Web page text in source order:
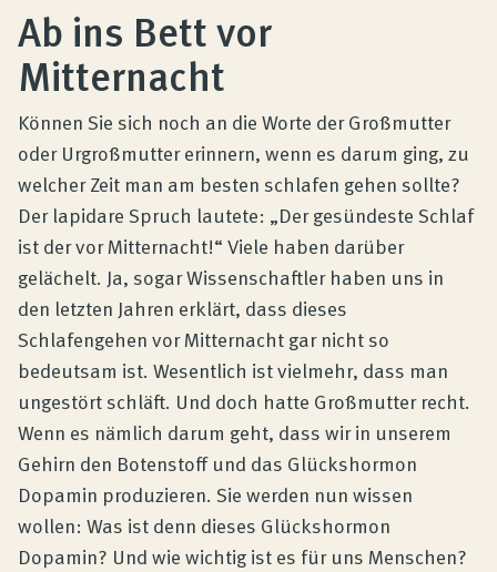
Kundenbewertungen
Produktberatung
Unternehmen
Kontakt
Magazin
Ab ins Bett vor
Mitternacht
Können Sie sich noch an die Worte der Großmutter
oder Urgroßmutter erinnern, wenn es darum ging, zu
welcher Zeit man am besten schlafen gehen sollte?
Der lapidare Spruch lautete: „Der gesündeste Schlaf
ist der vor Mitternacht!“ Viele haben darüber
gelächelt. Ja, sogar Wissenschaftler haben uns in
den letzten Jahren erklärt, dass dieses
Schlafengehen vor Mitternacht gar nicht so
bedeutsam ist. Wesentlich ist vielmehr, dass man
ungestört schläft. Und doch hatte Großmutter recht.
Wenn es nämlich darum geht, dass wir in unserem
Gehirn den Botenstoff und das Glückshormon
Dopamin produzieren. Sie werden nun wissen
wollen: Was ist denn dieses Glückshormon
Dopamin? Und wie wichtig ist es für uns Menschen?